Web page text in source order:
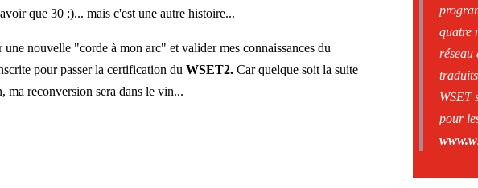
que 30 ;)... mais c'est une autre histoire...
nouvelle "corde à mon arc" et valider mes connaissances du
pour passer la certification duWSET2. Car quelque soit la suite
ma reconversion sera dans le vin...
quatre
réseau
WSET
pour